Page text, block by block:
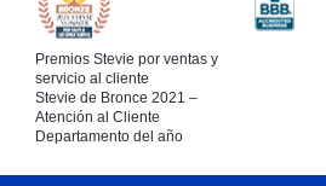
Premios Stevie por ventas y
servicio al cliente
Stevie de Bronce 2021 –
Atención al Cliente
Departamento del año